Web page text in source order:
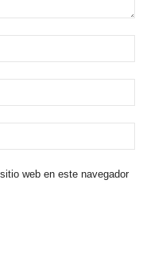
web en este navegador